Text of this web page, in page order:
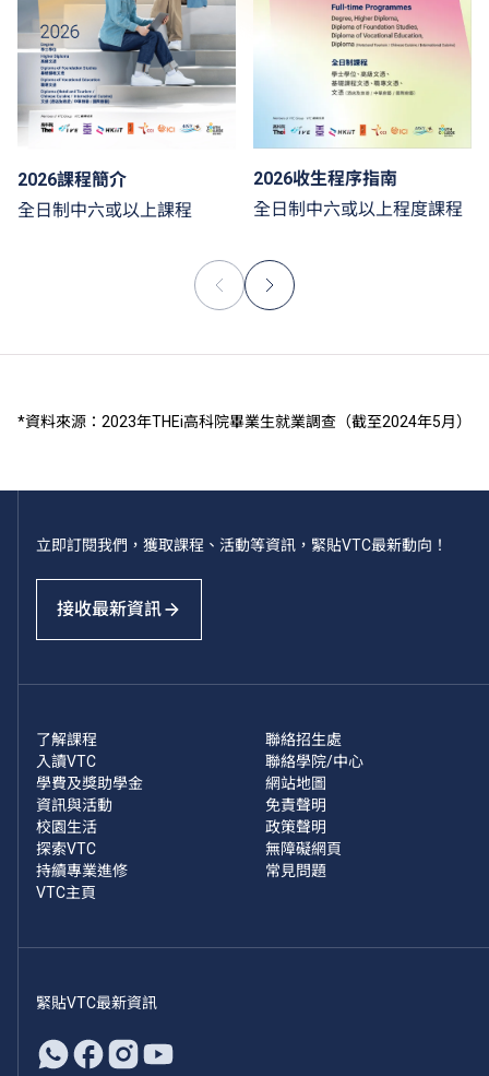
2026課程簡介
全日制中六或以上課程
2026收生程序指南
全日制中六或以上程度課程
*資料來源：2023年THEi高科院畢業生就業調查（截至2024年5月）
立即訂閱我們，獲取課程、活動等資訊，緊貼VTC最新動向！
接收最新資訊
了解課程
入讀VTC
學費及獎助學金
資訊與活動
校園生活
探索VTC
持續專業進修
VTC主頁
聯絡招生處
聯絡學院/中心
網站地圖
免責聲明
政策聲明
無障礙網頁
常見問題
緊貼VTC最新資訊